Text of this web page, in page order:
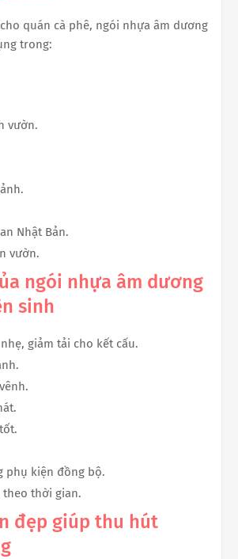
quán cà phê, ngói nhựa âm dương
trong:
vườn.
Nhật Bản.
vườn.
ngói nhựa âm dương
sinh
giảm tải cho kết cấu.
phụ kiện đồng bộ.
theo thời gian.
đẹp giúp thu hút